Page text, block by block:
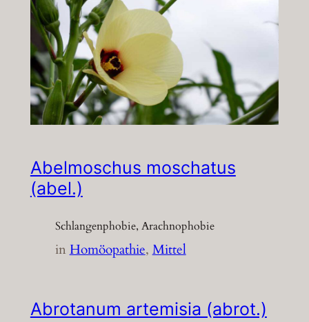
Abelmoschus moschatus
(abel.)
Schlangenphobie, Arachnophobie
inHomöopathie, Mittel
Abrotanum artemisia (abrot.)